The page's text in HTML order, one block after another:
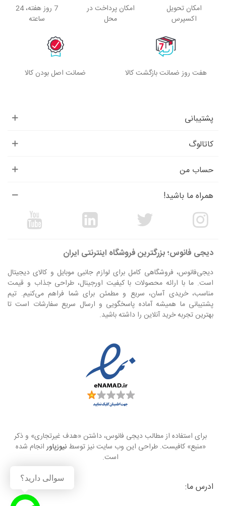
امکان تحویل
اکسپرس
امکان پرداخت در
محل
7 روز هفته، 24
ساعته
هفت روز ضمانت بازگشت کالا ضمانت اصل بودن کالا
پشتیبانی
کاتالوگ
حساب من
همراه ما باشید!
دیجی فانوس؛ بزرگترین فروشگاه اینترنتی ایران
دیجی‌فانوس، فروشگاهی کامل برای لوازم جانبی موبایل و کالای دیجیتال
است. ما با ارائه محصولات با کیفیت اورجینال، طراحی جذاب و قیمت
مناسب، خریدی آسان، سریع و مطمئن برای شما فراهم می‌کنیم. تیم
پشتیبانی ما همیشه آماده پاسخگویی و ارسال سریع سفارشات است تا
بهترین تجربه خرید آنلاین را داشته باشید.
برای استفاده از مطالب دیجی فانوس، داشتن «هدف غیرتجاری» و ذکر
«منبع» کافیست. طراحی این وب سایت نیز توسطنیوزپاور انجام شده
است.
ادرس ما:
سوالی دارید؟